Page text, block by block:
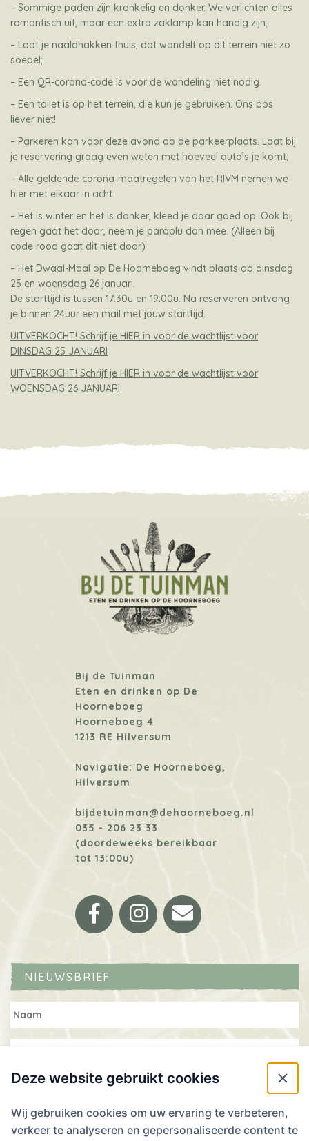
– Sommige paden zijn kronkelig en donker. We verlichten alles
romantisch uit, maar een extra zaklamp kan handig zijn;
– Laat je naaldhakken thuis, dat wandelt op dit terrein niet zo
soepel;
– Een QR-corona-code is voor de wandeling niet nodig.
– Een toilet is op het terrein, die kun je gebruiken. Ons bos
liever niet!
– Parkeren kan voor deze avond op de parkeerplaats. Laat bij
je reservering graag even weten met hoeveel auto’s je komt;
– Alle geldende corona-maatregelen van het RIVM nemen we
hier met elkaar in acht
– Het is winter en het is donker, kleed je daar goed op. Ook bij
regen gaat het door, neem je paraplu dan mee. (Alleen bij
code rood gaat dit niet door)
– Het Dwaal-Maal op De Hoorneboeg vindt plaats op dinsdag
25 en woensdag 26 januari.
De starttijd is tussen 17:30u en 19:00u. Na reserveren ontvang
je binnen 24uur een mail met jouw starttijd.
UITVERKOCHT! Schrijf je HIER in voor de wachtlijst voor
DINSDAG 25 JANUARI
UITVERKOCHT! Schrijf je HIER in voor de wachtlijst voor
WOENSDAG 26 JANUARI
Bij de Tuinman
Eten en drinken op De
Hoorneboeg
Hoorneboeg 4
1213 RE Hilversum
Navigatie: De Hoorneboeg,
Hilversum
bijdetuinman@dehoorneboeg.nl
035 - 206 23 33
(doordeweeks bereikbaar
tot 13:00u)
Facebook
Instagram
Email
NIEUWSBRIEF
Deze website gebruikt cookies
Wij gebruiken cookies om uw ervaring te verbeteren,
verkeer te analyseren en gepersonaliseerde content te